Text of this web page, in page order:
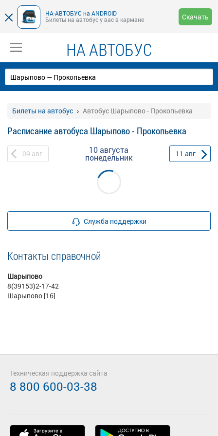
НА-АВТОБУС на ANDROID
Билеты на автобус у вас в кармане
Скачать
НА АВТОБУС
Билеты на автобус Автобус Шарыпово - Прокопьевка
Расписание автобуса Шарыпово - Прокопьевка
09 авг 10 августа
понедельник 11 авг
Служба поддержки
Контакты справочной
Шарыпово
8(39153)2-17-42
Шарыпово [16]
Техническая поддержка сайта
8 800 600-03-38